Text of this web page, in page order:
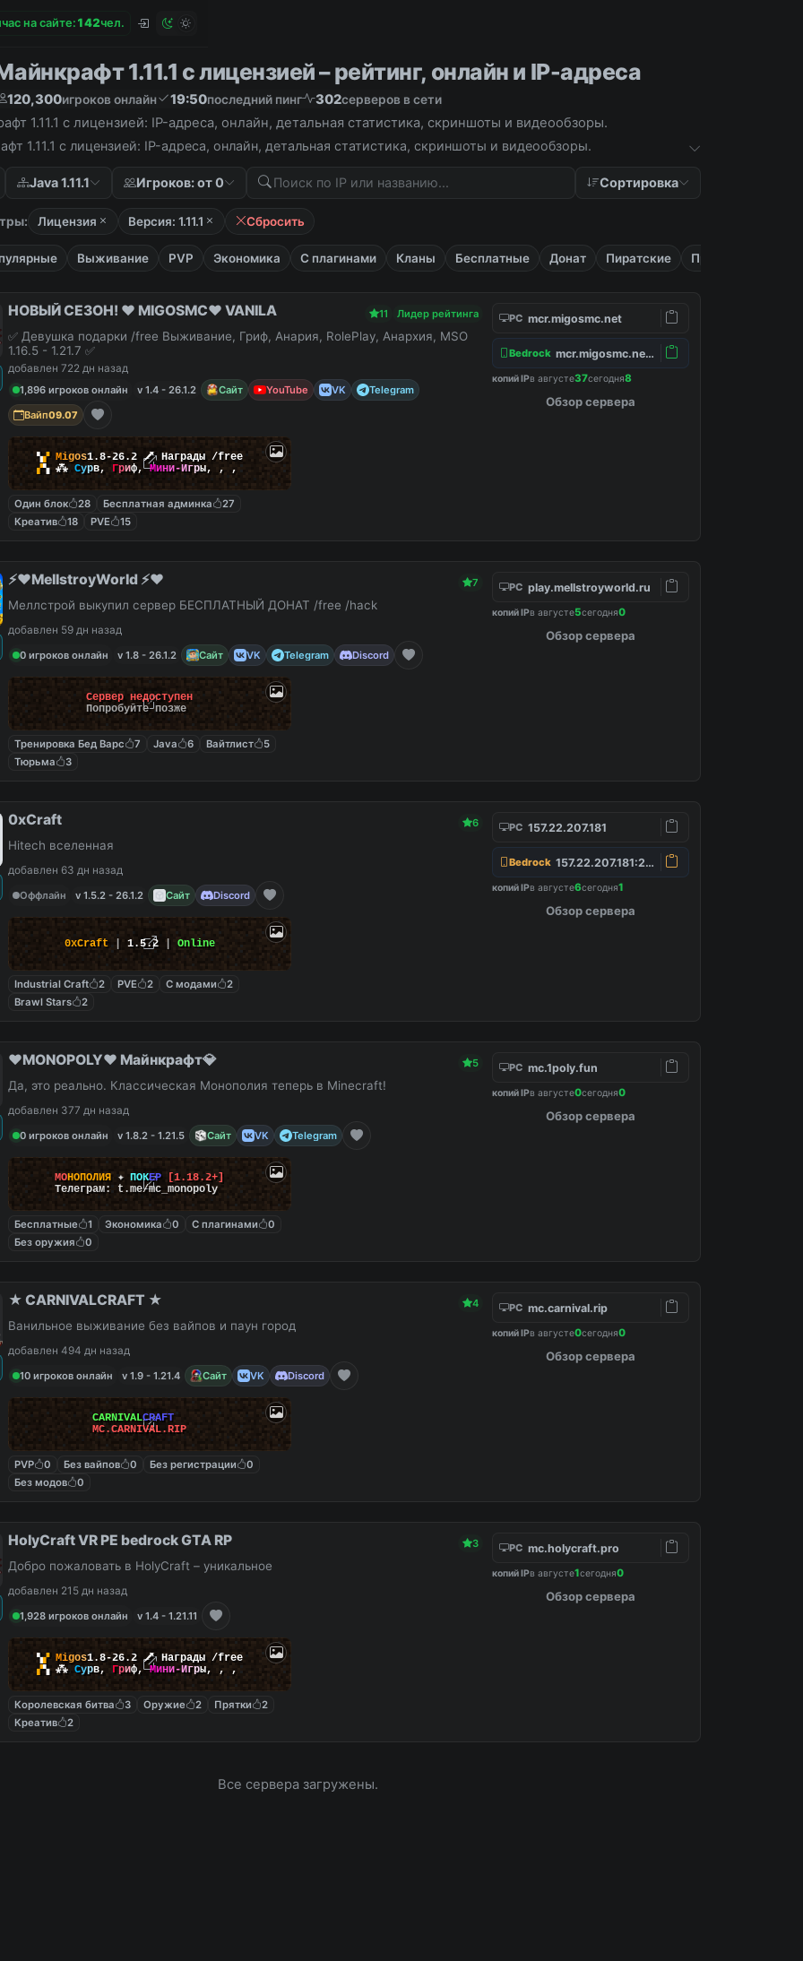
на сайте: 142чел.
1.11.1 с лицензией – рейтинг, онлайн и IP-адреса
120,300игроков онлайн 19:50последний пинг 302серверов в сети
1.11.1 с лицензией: IP-адреса, онлайн, детальная статистика, скриншоты и видеообзоры.
1.11.1 с лицензией: IP-адреса, онлайн, детальная статистика, скриншоты и видеообзоры.
Java 1.11.1 Игроков: от 0 Сортировка
Лицензия Версия: 1.11.1 Сбросить
Выживание PVP Экономика С плагинами Кланы Бесплатные Донат Пиратские Приват
НОВЫЙ СЕЗОН! ❤️ MIGOSMC❤️ VANILA 11 Лидер рейтинга
✅ Девушка подарки /free Выживание, Гриф, Анария, RolePlay, Анархия, MSO
1.16.5 - 1.21.7 ✅
добавлен 722 дн назад
1,896 игроков онлайн
v 1.4 - 26.1.2 Сайт YouTube VK
Telegram
Вайп09.07
▚▞ Migos1.8-26.2 🗡 Награды /free
▞▚ ⁂ Сурв, Гриф,Мини-Игры, , ,
Один блок 28 Бесплатная админка
27
Креатив
18 PVE 15
PC mcr.migosmc.net
Bedrock mcr.migosmc.net:19132
копий IPв августе37сегодня8
Обзор сервера
⚡️❤️MellstroyWorld ⚡️❤️ 7
Меллстрой выкупил сервер БЕСПЛАТНЫЙ ДОНАТ /free /hack
добавлен 59 дн назад
0 игроков онлайн
v 1.8 - 26.1.2 Сайт VK Telegram Discord
Сервер недоступен
Попробуйте позже
Тренировка Бед Варс 7 Java 6 Вайтлист
5
Тюрьма
3
PC play.mellstroyworld.ru
копий IPв августе5сегодня0
Обзор сервера
0xCraft 6
Hitech вселенная
добавлен 63 дн назад
Оффлайн
v 1.5.2 - 26.1.2 Сайт Discord
0xCraft 1.5.2 Online
Industrial Craft 2 PVE 2 С модами
2
Brawl Stars
2
PC 157.22.207.181
Bedrock 157.22.207.181:25565
копий IPв августе6сегодня1
Обзор сервера
❤️MONOPOLY❤️ Майнкрафт💎 5
Да, это реально. Классическая Монополия теперь в Minecraft!
добавлен 377 дн назад
0 игроков онлайн
v 1.8.2 - 1.21.5 Сайт VK Telegram
МОНОПОЛИЯ ✦ ПОКЕР
[1.18.2+]
Телеграм: t.me/mc_monopoly
Бесплатные 1 Экономика 0 С плагинами
0
Без оружия
0
PC mc.1poly.fun
копий IPв августе0сегодня0
Обзор сервера
★ CARNIVALCRAFT ★ 4
Ванильное выживание без вайпов и паун город
добавлен 494 дн назад
10 игроков онлайн
v 1.9 - 1.21.4 Сайт VK Discord
CARNIVALCRAFT
MC.CARNIVAL.RIP
PVP 0 Без вайпов 0 Без регистрации
0
Без модов
0
PC mc.carnival.rip
копий IPв августе0сегодня0
Обзор сервера
HolyCraft VR PE bedrock GTA RP 3
Добро пожаловать в HolyCraft – уникальное
добавлен 215 дн назад
1,928 игроков онлайн
v 1.4 - 1.21.11
▚▞ Migos1.8-26.2 🗡 Награды /free
▞▚ ⁂ Сурв, Гриф,Мини-Игры, , ,
Королевская битва 3 Оружие 2 Прятки
2
Креатив
2
PC mc.holycraft.pro
копий IPв августе1сегодня0
Обзор сервера
Все сервера загружены.